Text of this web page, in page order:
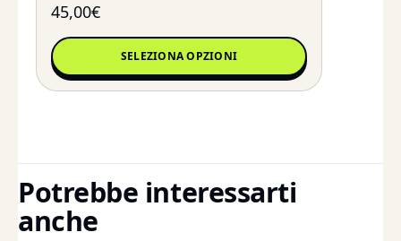
45,00€
SELEZIONA OPZIONI
Potrebbe interessarti
anche